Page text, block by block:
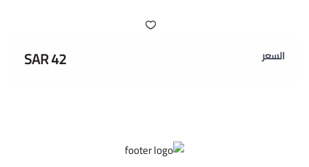
السعر 42 SAR